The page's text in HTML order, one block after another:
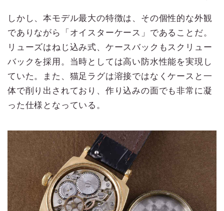
しかし、本モデル最大の特徴は、その個性的な外観
でありながら「オイスターケース」であることだ。
リューズはねじ込み式、ケースバックもスクリュー
バックを採用。当時としては高い防水性能を実現し
ていた。また、猫足ラグは溶接ではなくケースと一
体で削り出されており、作り込みの面でも非常に凝
った仕様となっている。